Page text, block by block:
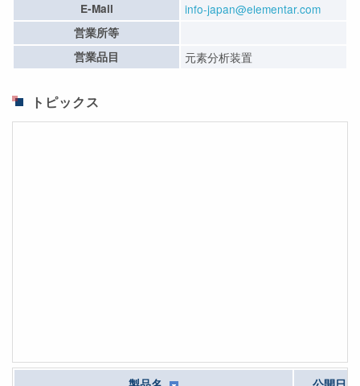
E-Mail
info-japan@elementar.com
営業所等
営業品目
元素分析装置
トピックス